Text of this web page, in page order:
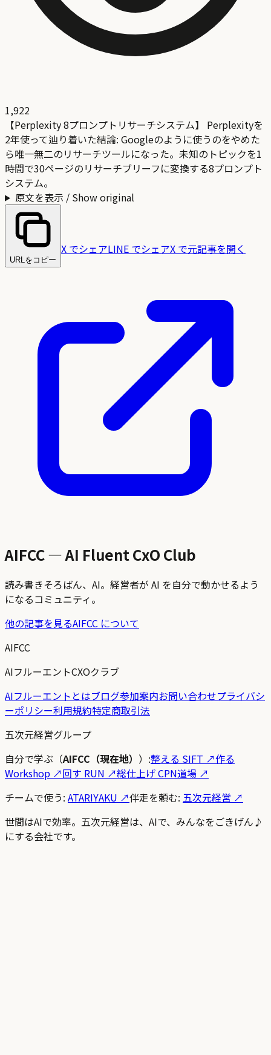
1,922
【Perplexity 8プロンプトリサーチシステム】 Perplexityを
2年使って辿り着いた結論: Googleのように使うのをやめた
ら唯一無二のリサーチツールになった。未知のトピックを1
時間で30ページのリサーチブリーフに変換する8プロンプト
システム。
原文を表示 / Show original
URLをコピー
X でシェアLINE でシェアX で元記事を開く
AIFCC — AI Fluent CxO Club
読み書きそろばん、AI。経営者が AI を自分で動かせるよう
になるコミュニティ。
他の記事を見るAIFCC について
AIFCC
AIフルーエントCXOクラブ
AIフルーエントとはブログ参加案内お問い合わせプライバシ
ーポリシー利用規約特定商取引法
五次元経営グループ
自分で学ぶ（AIFCC（現在地） ）:整える SIFT ↗作る
Workshop ↗回す RUN ↗総仕上げ CPN道場 ↗
チームで使う: ATARIYAKU ↗伴走を頼む: 五次元経営 ↗
世間はAIで効率。五次元経営は、AIで、みんなをごきげん♪
にする会社です。